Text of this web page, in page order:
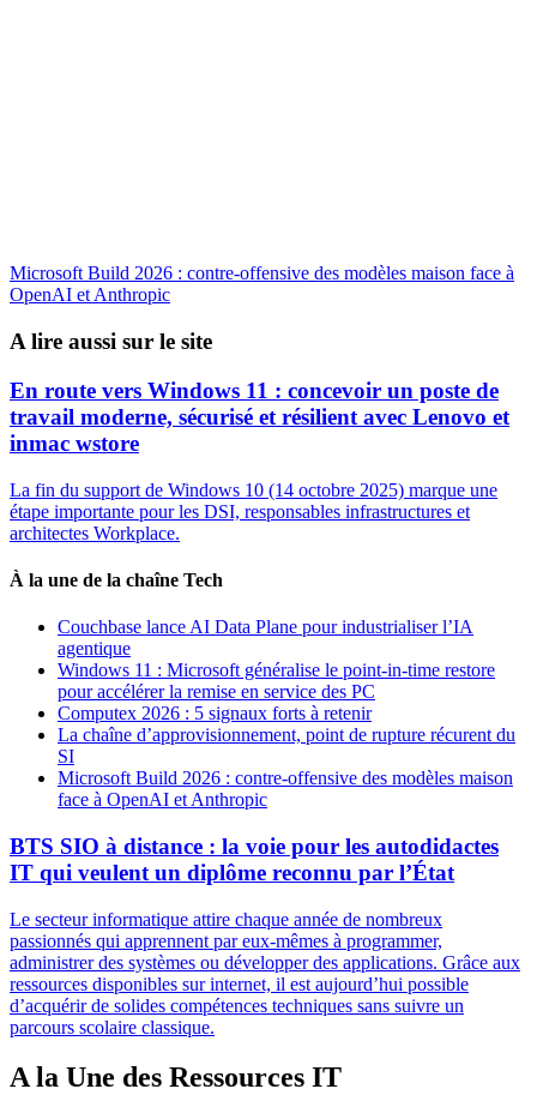
Microsoft Build 2026 : contre-offensive des modèles maison face à
OpenAI et Anthropic
A lire aussi sur le site
En route vers Windows 11 : concevoir un poste de
travail moderne, sécurisé et résilient avec Lenovo et
inmac wstore
La fin du support de Windows 10 (14 octobre 2025) marque une
étape importante pour les DSI, responsables infrastructures et
architectes Workplace.
À la une de la chaîne Tech
Couchbase lance AI Data Plane pour industrialiser l’IA
agentique
Windows 11 : Microsoft généralise le point-in-time restore
pour accélérer la remise en service des PC
Computex 2026 : 5 signaux forts à retenir
La chaîne d’approvisionnement, point de rupture récurent du
SI
Microsoft Build 2026 : contre-offensive des modèles maison
face à OpenAI et Anthropic
BTS SIO à distance : la voie pour les autodidactes
IT qui veulent un diplôme reconnu par l’État
Le secteur informatique attire chaque année de nombreux
passionnés qui apprennent par eux-mêmes à programmer,
administrer des systèmes ou développer des applications. Grâce aux
ressources disponibles sur internet, il est aujourd’hui possible
d’acquérir de solides compétences techniques sans suivre un
parcours scolaire classique.
A la Une des Ressources IT